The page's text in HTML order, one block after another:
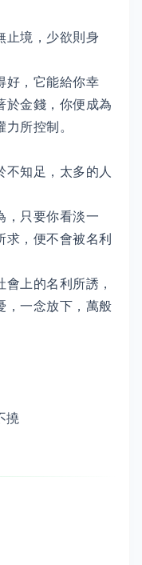
止境，少欲則身
好，它能給你幸
於金錢，你便成為
所控制。
知足，太多的人
，只要你看淡一
，便不會被名利
上的名利所誘，
，一念放下，萬般
撓